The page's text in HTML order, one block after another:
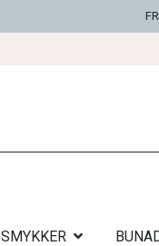
SMYKKER